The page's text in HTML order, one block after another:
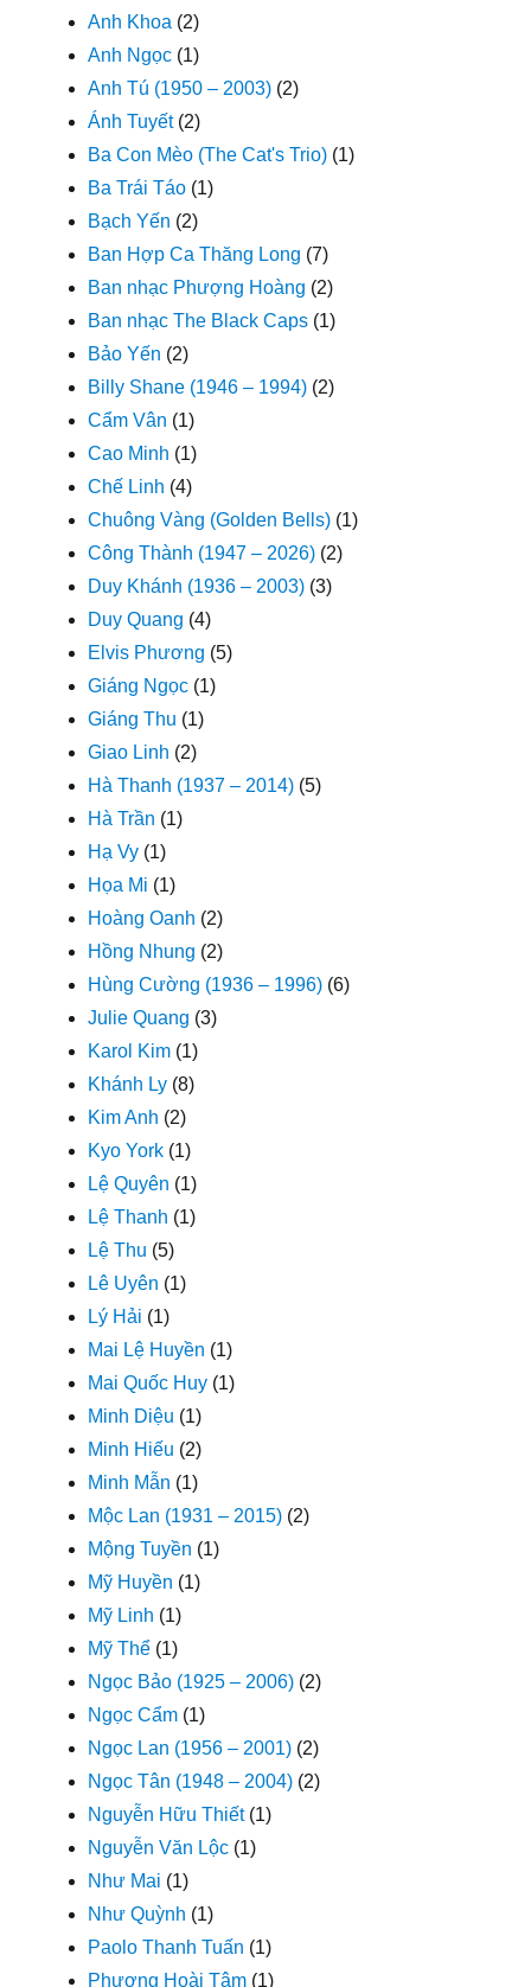
Anh Khoa (2)
Anh Ngọc (1)
Anh Tú (1950 – 2003) (2)
Ánh Tuyết(2)
Ba Con Mèo (The Cat's Trio) (1)
Ba Trái Táo (1)
Bạch Yến (2)
Ban Hợp Ca Thăng Long (7)
Ban nhạc Phượng Hoàng (2)
Ban nhạc The Black Caps (1)
Bảo Yến (2)
Billy Shane (1946 – 1994) (2)
Cẩm Vân (1)
Cao Minh (1)
Chế Linh (4)
Chuông Vàng (Golden Bells) (1)
Công Thành (1947 – 2026) (2)
Duy Khánh (1936 – 2003) (3)
Duy Quang (4)
Elvis Phương (5)
Giáng Ngọc (1)
Giáng Thu (1)
Giao Linh (2)
Hà Thanh (1937 – 2014) (5)
Hà Trần (1)
Hạ Vy (1)
Họa Mi (1)
Hoàng Oanh (2)
Hồng Nhung (2)
Hùng Cường (1936 – 1996) (6)
Julie Quang (3)
Karol Kim (1)
Khánh Ly (8)
Kim Anh (2)
Kyo York (1)
Lệ Quyên (1)
Lệ Thanh (1)
Lệ Thu (5)
Lê Uyên (1)
Lý Hải (1)
Mai Lệ Huyền (1)
Mai Quốc Huy (1)
Minh Diệu (1)
Minh Hiếu (2)
Minh Mẫn (1)
Mộc Lan (1931 – 2015) (2)
Mộng Tuyền (1)
Mỹ Huyền (1)
Mỹ Linh (1)
Mỹ Thể (1)
Ngọc Bảo (1925 – 2006) (2)
Ngọc Cẩm (1)
Ngọc Lan (1956 – 2001) (2)
Ngọc Tân (1948 – 2004) (2)
Nguyễn Hữu Thiết(1)
Nguyễn Văn Lộc (1)
Như Mai (1)
Như Quỳnh (1)
Paolo Thanh Tuấn (1)
Phương Hoài Tâm (1)